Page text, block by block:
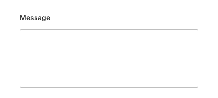
Message